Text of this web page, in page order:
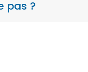
pas ?